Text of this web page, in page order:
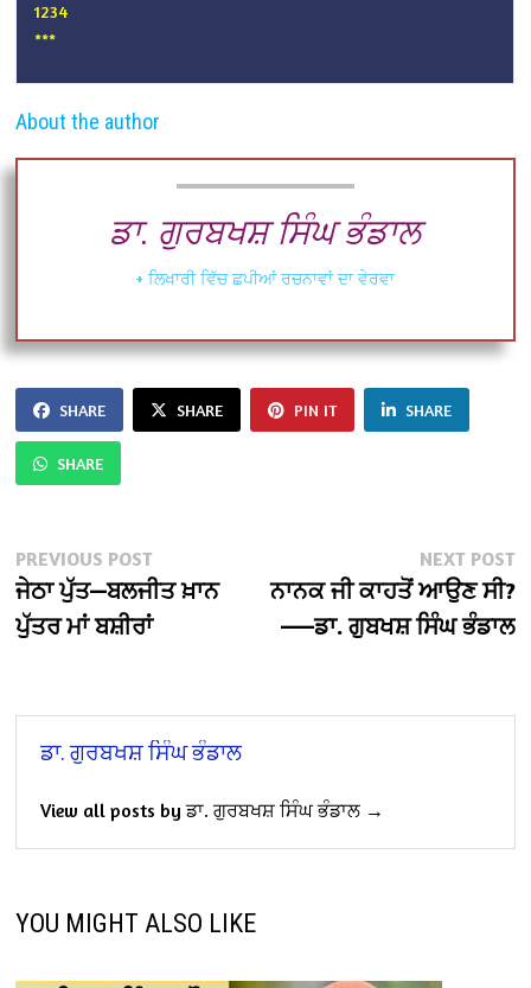
1234
***
About the author
ਡਾ. ਗੁਰਬਖਸ਼ ਸਿੰਘ ਭੰਡਾਲ
+ ਲਿਖਾਰੀ ਵਿੱਚ ਛਪੀਆਂ ਰਚਨਾਵਾਂ ਦਾ ਵੇਰਵਾ
SHARE SHARE PIN IT SHARE
SHARE
Post
navigation
PREVIOUS POSTPrevious
post:
ਜੇਠਾ ਪੁੱਤ—ਬਲਜੀਤ ਖ਼ਾਨ
ਪੁੱਤਰ ਮਾਂ ਬਸ਼ੀਰਾਂ
NEXT POST
ਨਾਨਕ ਜੀ ਕਾਹਤੋਂ ਆਉਣ ਸੀ?
——ਡਾ. ਗੁਬਖਸ਼ ਸਿੰਘ ਭੰਡਾਲ
ਡਾ. ਗੁਰਬਖਸ਼ ਸਿੰਘ ਭੰਡਾਲ
View all posts by ਡਾ. ਗੁਰਬਖਸ਼ ਸਿੰਘ ਭੰਡਾਲ →
YOU MIGHT ALSO LIKE